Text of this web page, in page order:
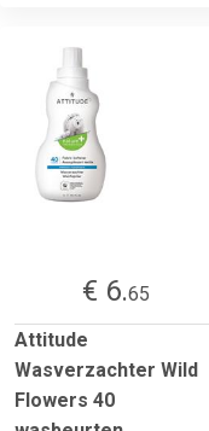
€ 6.65
Attitude
Wasverzachter Wild
Flowers 40